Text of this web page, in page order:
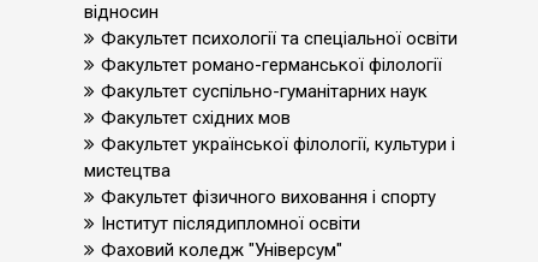
відносин
Факультет психології та спеціальної освіти
Факультет романо-германської філології
Факультет суспільно-гуманітарних наук
Факультет східних мов
Факультет української філології, культури і
мистецтва
Факультет фізичного виховання і спорту
Інститут післядипломної освіти
Фаховий коледж "Універсум"